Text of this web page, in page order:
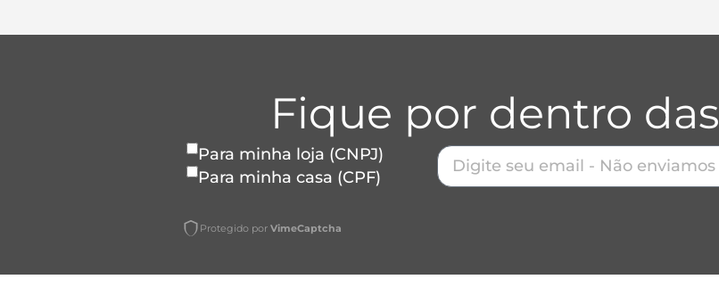
Fique por dentro das
Para minha loja (CNPJ)
Para minha casa (CPF)
Protegido por VimeCaptcha